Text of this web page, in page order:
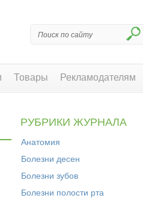
Товары Рекламодателям
РУБРИКИ ЖУРНАЛА
Анатомия
Болезни десен
Болезни зубов
Болезни полости рта